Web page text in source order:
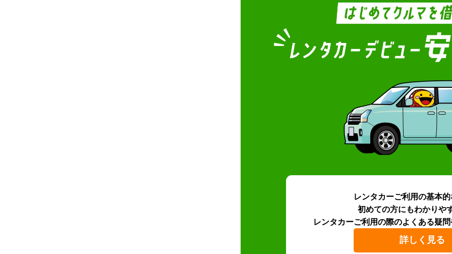
レンタカーご利用の基本
初めての方にもわかりや
レンタカーご利用の際のよくある疑問
詳しく見る